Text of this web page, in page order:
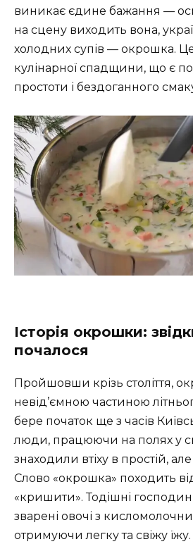
виникає єдине бажання —
на сцену виходить вона,
холодних супів — окрошка.
кулінарної спадщини, що є
простоти і бездоганного
Історія окрошки:
почалося
Пройшовши крізь століття,
невід’ємною частиною
бере початок ще з часів
люди, працюючи на полях у
знаходили втіху в простій,
Слово «окрошка» походить
«кришити». Тодішні
зварені овочі з
отримуючи легку та свіжу їжу.